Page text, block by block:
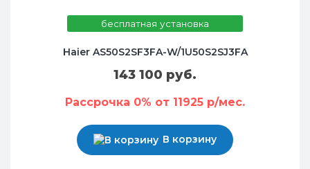
бесплатная установка
Haier AS50S2SF3FA-W/1U50S2SJ3FA
143 100 руб.
Рассрочка 0% от 11925 р/мес.
В корзину